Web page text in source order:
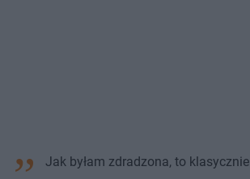
Jak byłam zdradzona, to klasycznie